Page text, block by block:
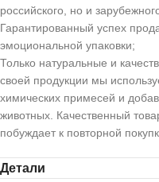
российского, но и
Гарантированный успех
эмоциональной упаковки;
Только натуральные и
своей продукции мы
химических примесей и
животных. Качественный
побуждает к повторной
Детали